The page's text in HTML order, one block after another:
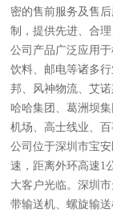
密的售前服务及售
制，提供先进、合
公司产品广泛应用
饮料、邮电等诸多
邦、风神物流、艾
哈哈集团、葛洲坝
机场、高士线业、
公司位于深圳市宝
速，距离外环高速1
大客户光临。深圳
带输送机、螺旋输